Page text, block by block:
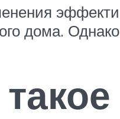
дома.